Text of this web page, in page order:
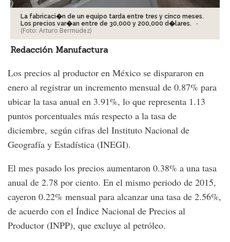
La fabricaci�n de un equipo tarda entre tres y cinco meses.
Los precios var�an entre de 30,000 y 200,000 d�lares.
-
(Foto: Arturo Bermudez)
Redacción Manufactura
Los precios al productor en México se dispararon en
enero al registrar un incremento mensual de 0.87% para
ubicar la tasa anual en 3.91%, lo que representa 1.13
puntos porcentuales más respecto a la tasa de
diciembre, según cifras del Instituto Nacional de
Geografía y Estadística (INEGI).
El mes pasado los precios aumentaron 0.38% a una tasa
anual de 2.78 por ciento. En el mismo periodo de 2015,
cayeron 0.22% mensual para alcanzar una tasa de 2.56%,
de acuerdo con el Índice Nacional de Precios al
Productor (INPP), que excluye al petróleo.